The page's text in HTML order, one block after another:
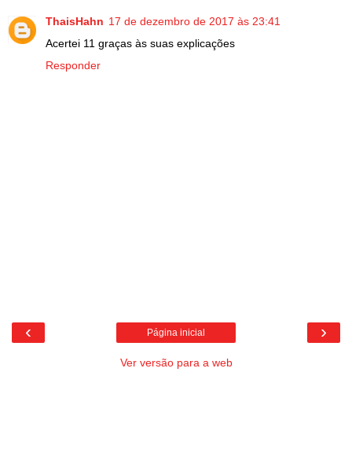
ThaisHahn 17 de dezembro de 2017 às 23:41
Acertei 11 graças às suas explicações
Responder
‹ ›
Página inicial
Ver versão para a web